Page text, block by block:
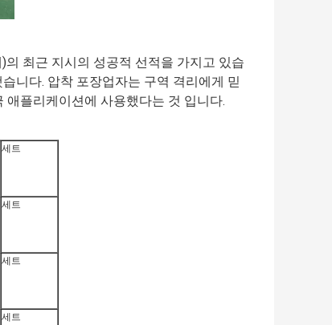
최근 지시의 성공적 선적을 가지고 있습
니다. 압착 포장업자는 구역 격리에게 믿
플리케이션에 사용했다는 것 입니다.
세트
세트
세트
세트